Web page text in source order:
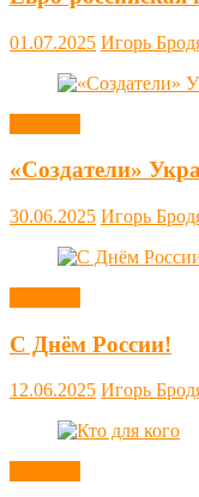
01.07.2025 Игорь
«Создатели»
30.06.2025 Игорь
С Днём России!
12.06.2025 Игорь